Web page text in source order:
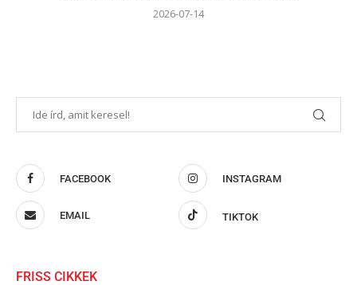
2026-07-14
FACEBOOK INSTAGRAM
EMAIL TIKTOK
FRISS CIKKEK